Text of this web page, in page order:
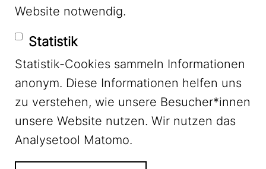
Footer Menu Impressum
Website notwendig.
Statistik
Statistik-Cookies sammeln Informationen
anonym. Diese Informationen helfen uns
zu verstehen, wie unsere Besucher*innen
unsere Website nutzen. Wir nutzen das
Analysetool Matomo.